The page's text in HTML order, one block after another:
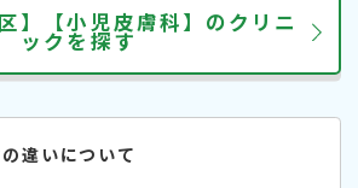
】【小児皮膚科】のクリニ
ックを探す
違いについて